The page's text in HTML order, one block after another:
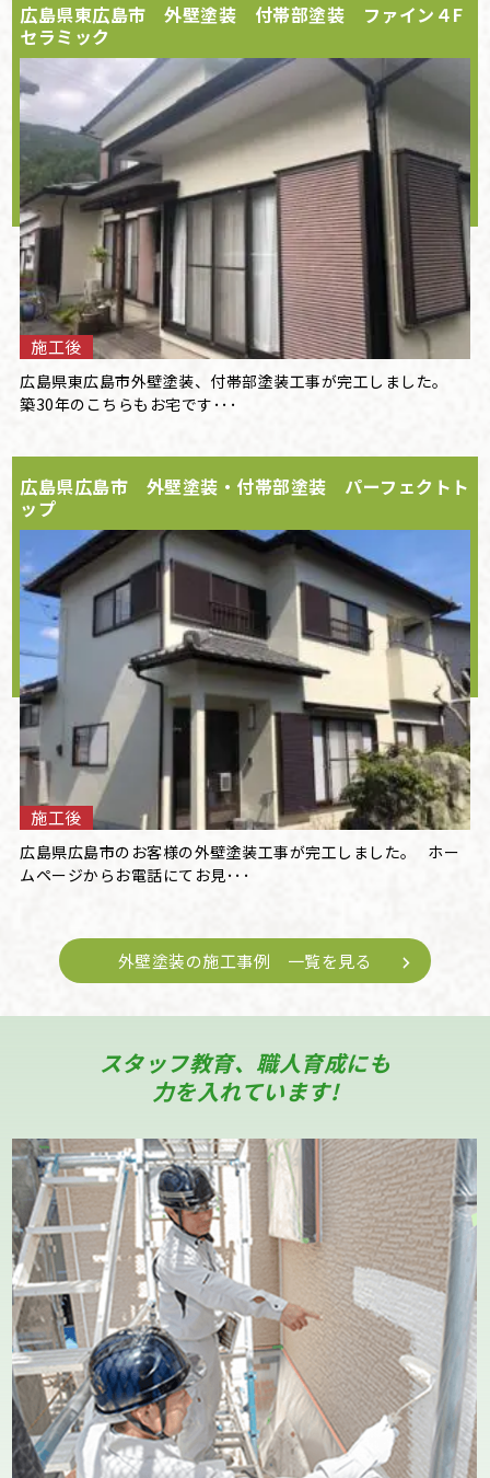
広島県東広島市 外壁塗装 付帯部塗装 ファイン４F
セラミック
施工後
広島県東広島市外壁塗装、付帯部塗装工事が完工しました。
築30年のこちらもお宅です･･･
広島県広島市 外壁塗装・付帯部塗装 パーフェクトト
ップ
施工後
広島県広島市のお客様の外壁塗装工事が完工しました。 ホー
ムページからお電話にてお見･･･
外壁塗装の施工事例 一覧を見る
スタッフ教育、職人育成にも
力を入れています!